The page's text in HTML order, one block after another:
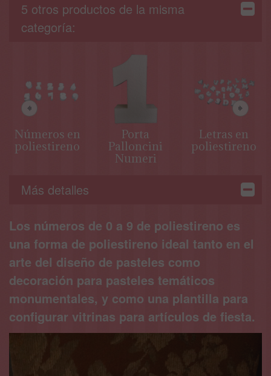
5 otros productos de la misma
categoría:
Números en
poliestireno
Porta
Palloncini
Numeri
Letras en
poliestireno
Más detalles
Los números de 0 a 9 de poliestireno es
una forma de poliestireno ideal tanto en el
arte del diseño de pasteles como
decoración para pasteles temáticos
monumentales, y como una plantilla para
configurar vitrinas para artículos de fiesta.